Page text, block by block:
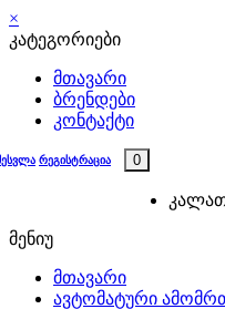
×
კატეგორიები
მთავარი
ბრენდები
კონტაქტი
რეგისტრაცია 0
მენიუ
მთავარი
ავტომატური